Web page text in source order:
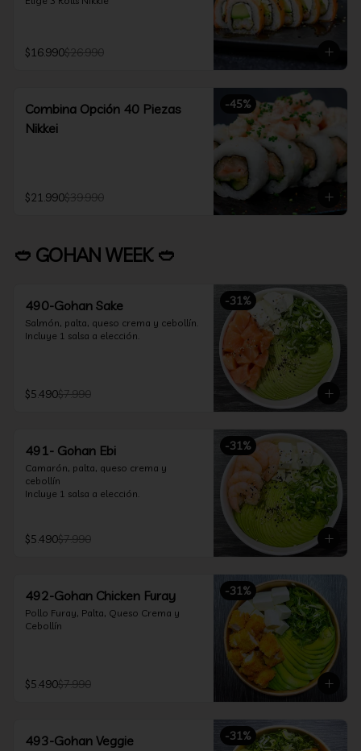
$16.990$26.990
-45%
Combina Opción 40 Piezas
Nikkei
$21.990$39.990
🥙 GOHAN WEEK 🥙
-31%
490-Gohan Sake
Salmón, palta, queso crema y cebollín.
Incluye 1 salsa a elección.
$5.490$7.990
-31%
491- Gohan Ebi
Camarón, palta, queso crema y
cebollín
Incluye 1 salsa a elección.
$5.490$7.990
-31%
492-Gohan Chicken Furay
Pollo Furay, Palta, Queso Crema y
Cebollín
$5.490$7.990
-31%
493-Gohan Veggie